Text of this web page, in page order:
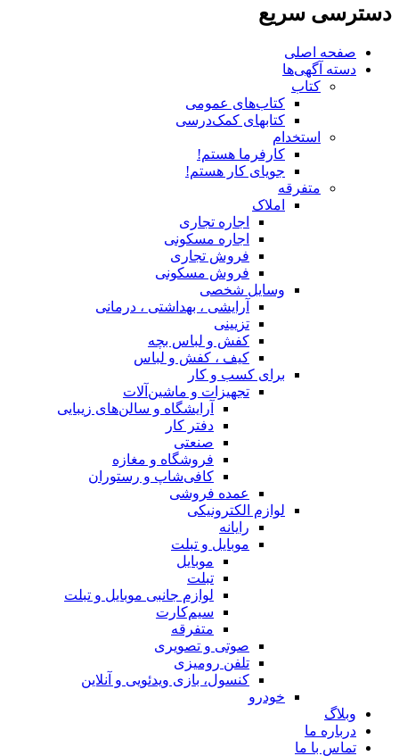
دسترسی سریع
صفحه اصلی
دسته آگهی‌ها
کتاب
کتاب‌های عمومی
کتابهای کمک‌درسی
استخدام
کارفرما هستم!
جویای کار هستم!
متفرقه
املاک
اجاره تجاری
اجاره مسکونی
فروش تجاری
فروش مسکونی
وسایل شخصی
آرایشی ، بهداشتی ، درمانی
تزیینی
کفش و لباس بچه
کیف ، کفش و لباس
برای کسب و کار
تجهیزات و ماشین‌آلات
آرایشگاه و سالن‌های زیبایی
دفتر کار
صنعتی
فروشگاه و مغازه
کافی‌شاپ و رستوران
عمده فروشی
لوازم الکترونیکی
رایانه
موبایل و تبلت
موبایل
تبلت
لوازم جانبی موبایل و تبلت
سیم‌کارت
متفرقه
صوتی و تصویری
تلفن رومیزی
کنسول، بازی‌ ویدئویی و آنلاین
خودرو
وبلاگ
درباره ما
تماس با ما